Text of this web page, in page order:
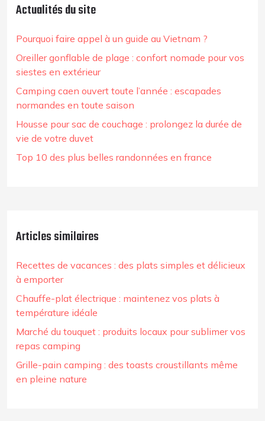
Actualités du site
Pourquoi faire appel à un guide au Vietnam ?
Oreiller gonflable de plage : confort nomade pour vos
siestes en extérieur
Camping caen ouvert toute l’année : escapades
normandes en toute saison
Housse pour sac de couchage : prolongez la durée de
vie de votre duvet
Top 10 des plus belles randonnées en france
Articles similaires
Recettes de vacances : des plats simples et délicieux
à emporter
Chauffe-plat électrique : maintenez vos plats à
température idéale
Marché du touquet : produits locaux pour sublimer vos
repas camping
Grille-pain camping : des toasts croustillants même
en pleine nature